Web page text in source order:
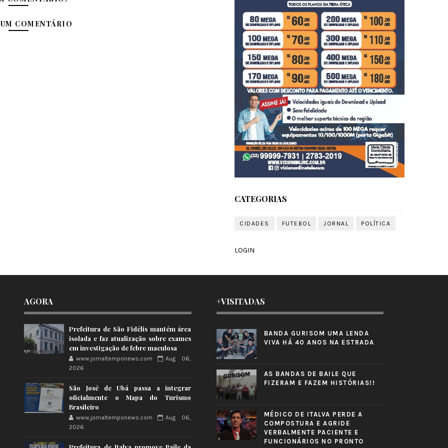
COMENTÁRIO
CATEGORIAS
CIDADES FUTEBOL JORNAL POLÍTICA
LOGIN
AGORA
Prefeitura de São Fidélis mantém área
isolada e faz atualização sobre exames
em investigação de febre maculosa
www.jornaltemponews.com
Aug 06,
2026
São José de Ubá passa a integrar
oficialmente o Mapa do Turismo
Brasileiro
www.jornaltemponews.com
Aug 06,
2026
+VISITADAS
BANDA GURISOM UMA LENDA
VIVA HÁ 40 ANOS NA ESTRADA
AS BANDAS DE BAILE QUE
FIZERAM E FAZEM HISTÓRIAS!!
MÉDICO DE ITALVA PERDE A
COMPOSTURA E AGRIDE
VERBALMENTE PACIENTE E
FUNCIONÁRIOS NO PRONTO